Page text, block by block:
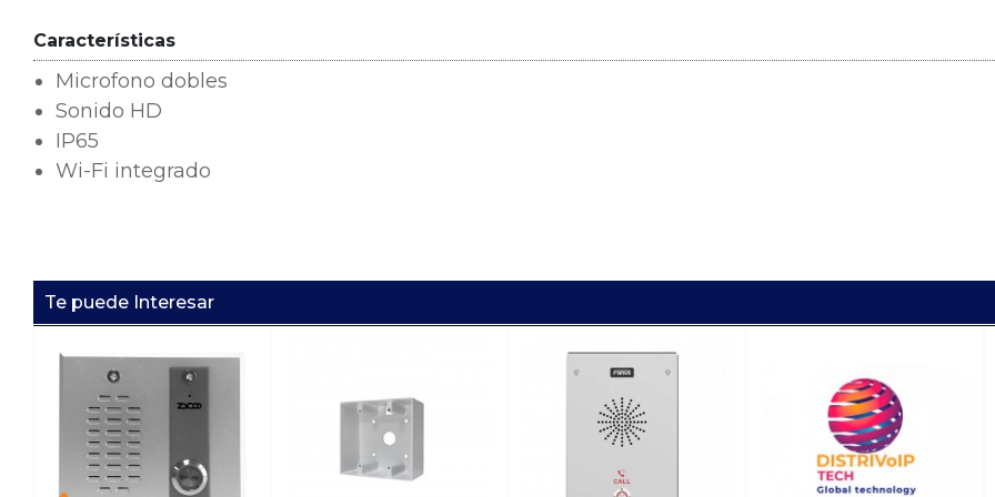
Características
Microfono dobles
Sonido HD
IP65
Wi-Fi integrado
Te puede Interesar